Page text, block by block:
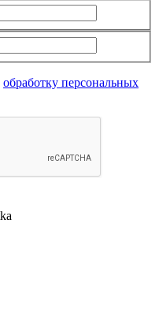
обработку персональных